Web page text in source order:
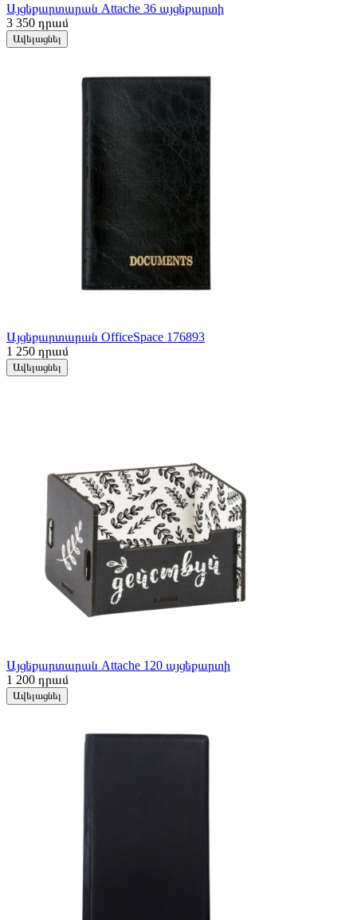
Այցեքարտարան Attache 36 այցեքարտի
3 350 դրամ
Ավելացնել
Այցեքարտարան OfficeSpace 176893
1 250 դրամ
Ավելացնել
Այցեքարտարան Attache 120 այցեքարտի
1 200 դրամ
Ավելացնել